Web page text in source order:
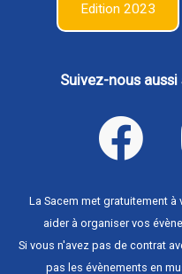
Edition 2023
Suivez-nous aussi
La Sacem met gratuitement
aider à organiser vos
Si vous n'avez pas de contrat
pas les évènements en